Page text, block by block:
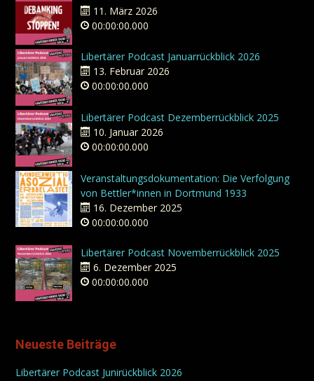
11. März 2026
00:00:00.000
Libertärer Podcast Januarrückblick 2026
13. Februar 2026
00:00:00.000
Libertärer Podcast Dezemberrückblick 2025
10. Januar 2026
00:00:00.000
Veranstaltungsdokumentation: Die Verfolgung
von Bettler*innen in Dortmund 1933
16. Dezember 2025
00:00:00.000
Libertärer Podcast Novemberrückblick 2025
6. Dezember 2025
00:00:00.000
Neueste Beiträge
Libertärer Podcast Junirückblick 2026